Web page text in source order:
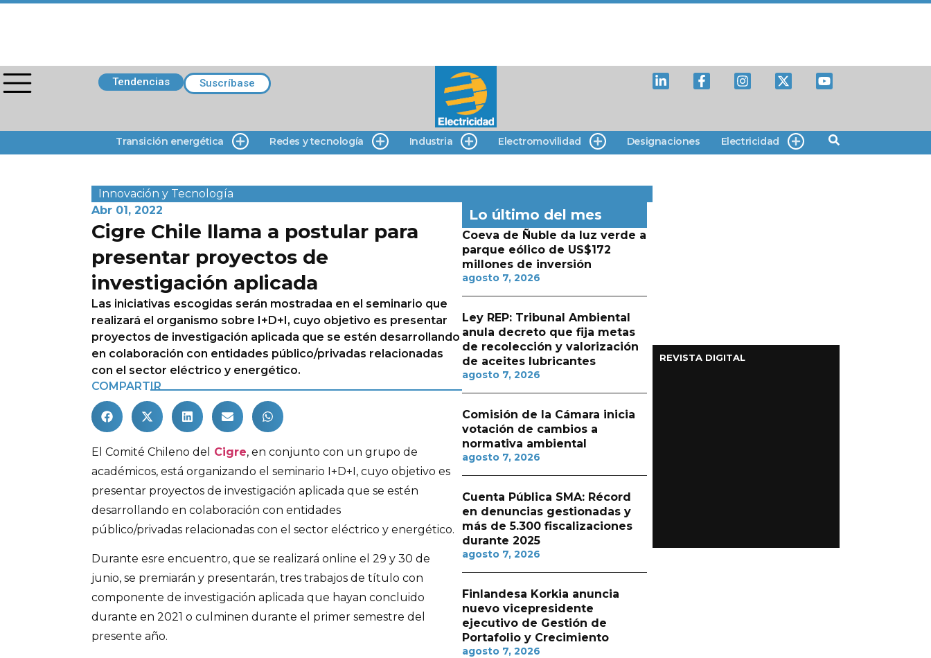
Tendencias Suscríbase
Transición energética Redes y tecnología Industria Electromovilidad Designaciones Electricidad
Innovación y Tecnología
Abr 01, 2022
Cigre Chile llama a postular para
presentar proyectos de
investigación aplicada
Las iniciativas escogidas serán mostradaa en el seminario que
realizará el organismo sobre I+D+I, cuyo objetivo es presentar
proyectos de investigación aplicada que se estén desarrollando
en colaboración con entidades público/privadas relacionadas
con el sector eléctrico y energético.
COMPARTIR
El Comité Chileno del Cigre, en conjunto con un grupo de
académicos, está organizando el seminario I+D+I, cuyo objetivo es
presentar proyectos de investigación aplicada que se estén
desarrollando en colaboración con entidades
público/privadas relacionadas con el sector eléctrico y energético.
Durante esre encuentro, que se realizará online el 29 y 30 de
junio, se premiarán y presentarán, tres trabajos de título con
componente de investigación aplicada que hayan concluido
durante en 2021 o culminen durante el primer semestre del
presente año.
Lo último del mes
Coeva de Ñuble da luz verde a
parque eólico de US$172
millones de inversión
agosto 7, 2026
Ley REP: Tribunal Ambiental
anula decreto que fija metas
de recolección y valorización
de aceites lubricantes
agosto 7, 2026
Comisión de la Cámara inicia
votación de cambios a
normativa ambiental
agosto 7, 2026
Cuenta Pública SMA: Récord
en denuncias gestionadas y
más de 5.300 fiscalizaciones
durante 2025
agosto 7, 2026
Finlandesa Korkia anuncia
nuevo vicepresidente
ejecutivo de Gestión de
Portafolio y Crecimiento
agosto 7, 2026
REVISTA DIGITAL